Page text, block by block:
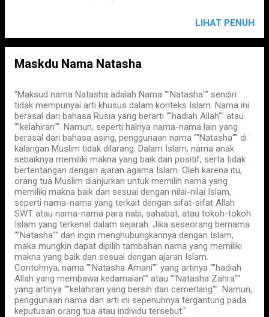
LIHAT PENUH
Maskdu Nama Natasha
"Maksud nama Natasha adalah Nama ""Natasha"" sendiri
tidak mempunyai arti khusus dalam konteks Islam. Nama ini
berasal dari bahasa Rusia yang berarti ""hadiah Allah"" atau
""kelahiran"". Namun, seperti halnya nama-nama lain yang
berasal dari bahasa asing, penggunaan nama ""Natasha"" di
kalangan Muslim tidak dilarang. Dalam Islam, nama anak
sebaiknya memiliki makna yang baik dan positif, serta tidak
bertentangan dengan ajaran agama Islam. Oleh karena itu,
orang tua Muslim dianjurkan untuk memilih nama yang
memiliki makna baik dan sesuai dengan nilai-nilai Islam,
seperti nama-nama yang terkait dengan sifat-sifat Allah
SWT atau nama-nama para nabi, sahabat, atau tokoh-tokoh
Islam yang terkenal dalam sejarah. Jika seseorang bernama
""Natasha"" dan ingin menghubungkannya dengan Islam,
maka mungkin dapat dipilih tambahan nama yang memiliki
makna yang baik dan sesuai dengan ajaran Islam.
Contohnya, nama ""Natasha Amani"" yang artinya ""hadiah
Allah yang membawa kedamaian"" atau ""Natasha Zahra""
yang artinya ""kelahiran yang bersih dan cemerlang"". Namun,
penggunaan nama dan arti ini sepenuhnya tergantung pada
keputusan orang tua atau individu tersebut."